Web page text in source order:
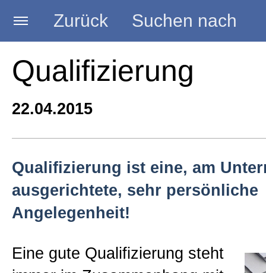
Zurück Suchen nach
Startseite
BLOG HANDWERK
Seminare
Vorträge
Qualifizierung
22.04.2015
Qualifizierung ist eine, am
ausgerichtete, sehr persönliche
Angelegenheit!
Eine gute Qualifizierung steht